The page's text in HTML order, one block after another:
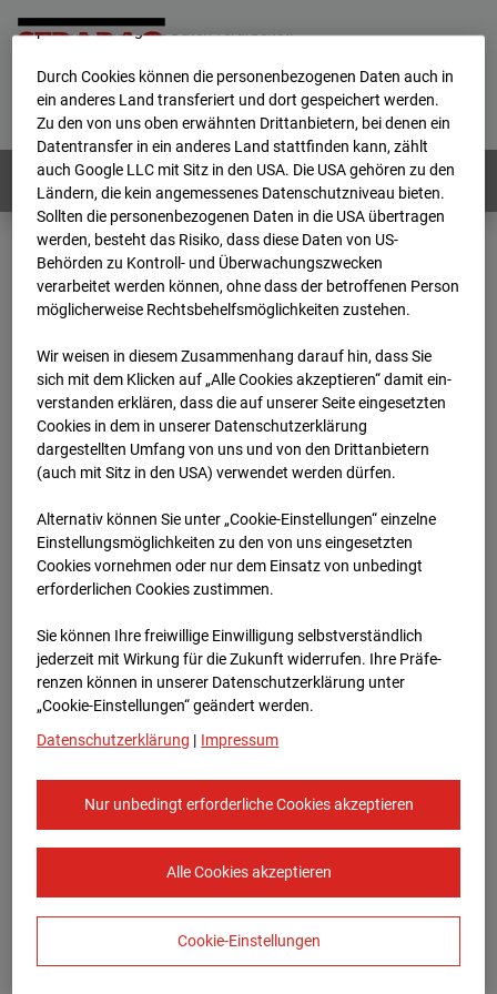
Home E-Mail Impressum
Login
Deutsch / English
Webcams: Alle Länder
Home
Deutschland
BC-120 - BV W2 Campus BT 1-3
Archiv
2026
13:55
BC-120 - BV W2
Campus BT 1-3
Stuttgart
Zur Übersicht
Europe/Berlin
personenbezogene Daten verarbeitet.
Durch Cookies können die personenbezogenen Daten auch in
ein anderes Land transferiert und dort gespeichert werden.
Zu den von uns oben erwähnten Drittanbietern, bei denen ein
Datentransfer in ein anderes Land stattfinden kann, zählt
auch Google LLC mit Sitz in den USA. Die USA gehören zu den
Ländern, die kein angemessenes Datenschutzniveau bieten.
Sollten die personenbezogenen Daten in die USA übertragen
werden, besteht das Risiko, dass diese Daten von US-
Behörden zu Kontroll- und Überwachungszwecken
verarbeitet werden können, ohne dass der betroffenen Person
möglicherweise Rechtsbehelfsmöglichkeiten zustehen.
Wir weisen in diesem Zusammenhang darauf hin, dass Sie
sich mit dem Klicken auf „Alle Cookies akzeptieren“ damit ein­
ver­standen erklären, dass die auf unserer Seite eingesetzten
Cookies in dem in unserer Datenschutzerklärung
dargestellten Umfang von uns und von den Drittanbietern
(auch mit Sitz in den USA) verwendet werden dürfen.
Alternativ können Sie unter „Cookie-Einstellungen“ einzelne
Einstellungsmöglichkeiten zu den von uns eingesetzten
Cookies vornehmen oder nur dem Einsatz von unbedingt
erforderlichen Cookies zustimmen.
Sie können Ihre freiwillige Einwilligung selbstverständlich
jederzeit mit Wirkung für die Zukunft widerrufen. Ihre Prä­fe­
renzen können in unserer Datenschutzerklärung unter
„Cookie-Einstellungen“ geändert werden.
Datenschutzerklärung | Impressum
Nur unbedingt erforderliche Cookies akzeptieren
Alle Cookies akzeptieren
Cookie-Einstellungen